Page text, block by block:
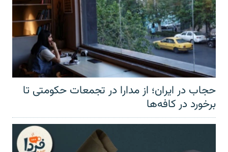
حجاب در ایران؛ از مدارا در تجمعات حکومتی تا
برخورد در کافه‌ها